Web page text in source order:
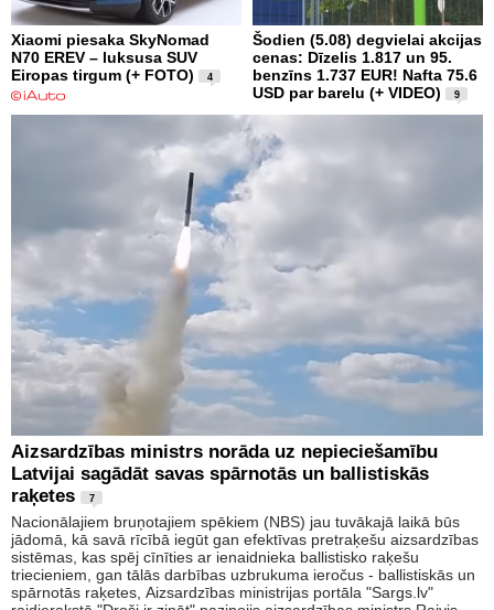
Xiaomi piesaka SkyNomad
N70 EREV – luksusa SUV
Eiropas tirgum (+ FOTO)
4
Šodien (5.08) degvielai akcijas
cenas: Dīzelis 1.817 un 95.
benzīns 1.737 EUR! Nafta 75.6
USD par barelu (+ VIDEO)
9
Aizsardzības ministrs norāda uz nepieciešamību
Latvijai sagādāt savas spārnotās un ballistiskās
raķetes
7
Nacionālajiem bruņotajiem spēkiem (NBS) jau tuvākajā laikā būs
jādomā, kā savā rīcībā iegūt gan efektīvas pretraķešu aizsardzības
sistēmas, kas spēj cīnīties ar ienaidnieka ballistisko raķešu
triecieniem, gan tālās darbības uzbrukuma ieročus - ballistiskās un
spārnotās raķetes, Aizsardzības ministrijas portāla "Sargs.lv"